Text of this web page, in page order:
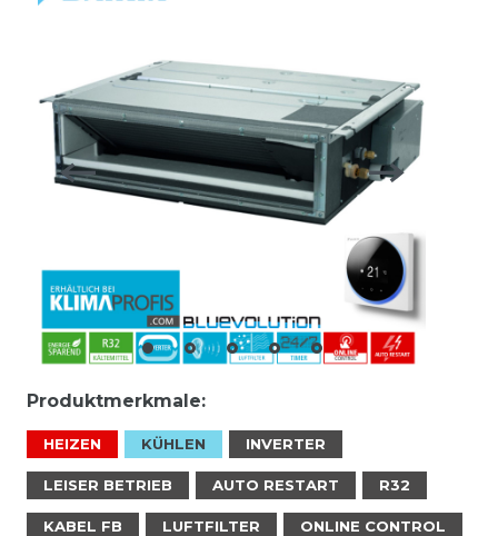
Produktmerkmale:
HEIZEN KÜHLEN INVERTER
LEISER BETRIEB AUTO RESTART R32
KABEL FB LUFTFILTER ONLINE CONTROL